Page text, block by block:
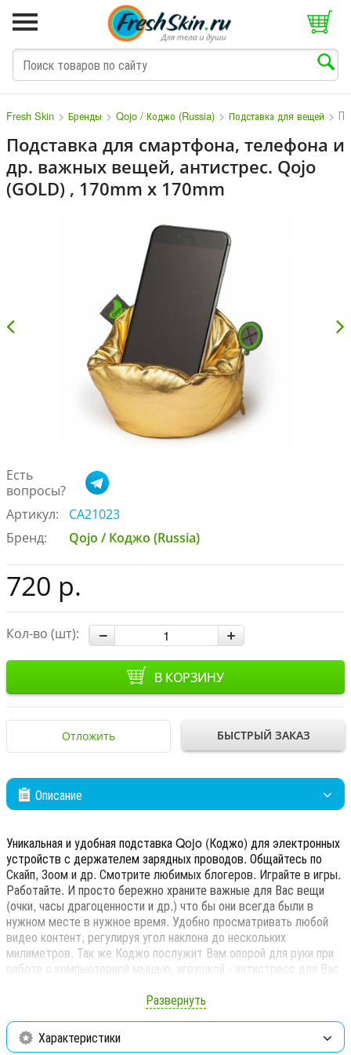
Fresh Skin > Бренды > Qojo / Коджо (Russia) > Подставка для вещей >
Подставка для смартфона, телефона и
др. важных вещей, антистрес. Qojo
(GOLD) , 170mm x 170mm
Есть
вопросы?
Артикул:
CA21023
Бренд:
Qojo / Коджо (Russia)
720 р.
Кол-во (шт):
В КОРЗИНУ
Отложить БЫСТРЫЙ ЗАКАЗ
Описание
Уникальная и удобная подставка Qojo (Коджо) для электронных
устройств с держателем зарядных проводов. Общайтесь по
Скайп, Зоом и др. Смотрите любимых блогеров. Играйте в игры.
Работайте. И просто бережно храните важные для Вас вещи
(очки, часы драгоценности и др.) что бы они всегда были в
нужном месте в нужное время. Удобно просматривать любой
видео контент, регулируя угол наклона до нескольких
милиметров. Так же Коджо послужит Вам опорой для руки при
работе с компьютерной мышью, игрушкой - антистресс для Вас
царапин дорогие вам вещи ! Стильная подставка Коджо украсит
телефонов и смартфонов диагональю не более 6.5
дюймов.*Внимание изделие содержит мелкие частицы. Не
Развернуть
Характеристики
M N O P Q S T V